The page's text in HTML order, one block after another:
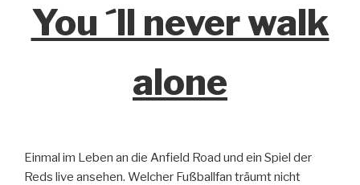
You ´ll never walk
alone
Einmal im Leben an die Anfield Road und ein Spiel der
Reds live ansehen. Welcher Fußballfan träumt nicht